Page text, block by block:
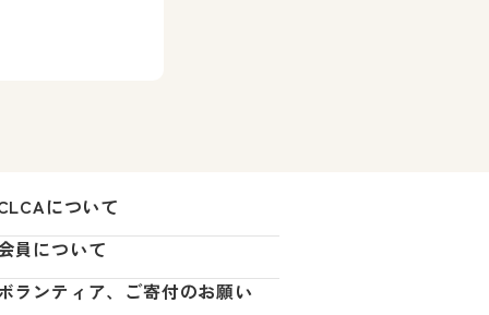
について
員について
ランティア、ご寄付のお願い